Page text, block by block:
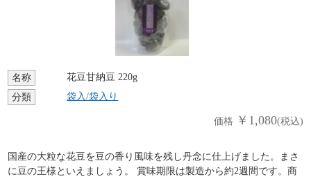
名称
花豆甘納豆 220g
分類
袋入/袋入り
価格 ￥1,080(税込)
国産の大粒な花豆を豆の香り風味を残し丹念に仕上げました。まさ
に豆の王様といえましょう。 賞味期限は製造から約2週間です。商